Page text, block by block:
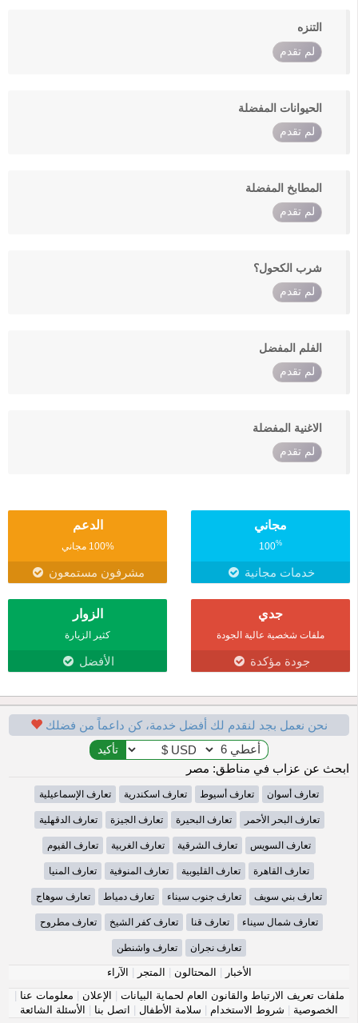
التنزه
لم تقدم
الحيوانات المفضلة
لم تقدم
المطابخ المفضلة
لم تقدم
شرب الكحول؟
لم تقدم
الفلم المفضل
لم تقدم
الاغنية المفضلة
لم تقدم
مجاني
100%
خدمات مجانية
الدعم
100% مجاني
مشرفون مستمعون
جدي
ملفات شخصية عالية الجودة
جودة مؤكدة
الزوار
كثير الزيارة
الأفضل
نحن نعمل بجد لنقدم لك أفضل خدمة، كن داعماً من فضلك
ابحث عن عزاب في مناطق: مصر
تعارف أسوان تعارف أسيوط تعارف اسكندرية تعارف الإسماعيلية
تعارف البحر الأحمر تعارف البحيرة تعارف الجيزة تعارف الدقهلية
تعارف السويس تعارف الشرقية تعارف الغربية تعارف الفيوم
تعارف القاهرة تعارف القليوبية تعارف المنوفية تعارف المنيا
تعارف بني سويف تعارف جنوب سيناء تعارف دمياط تعارف سوهاج
تعارف شمال سيناء تعارف قنا تعارف كفر الشيخ تعارف مطروح
تعارف نجران تعارف واشنطن
الأخبار | المحتالون | المتجر | الآراء
ملفات تعريف الارتباط والقانون العام لحماية البيانات | الإعلان | معلومات عنا |
الخصوصية | شروط الاستخدام | سلامة الأطفال | اتصل بنا | الأسئلة الشائعة